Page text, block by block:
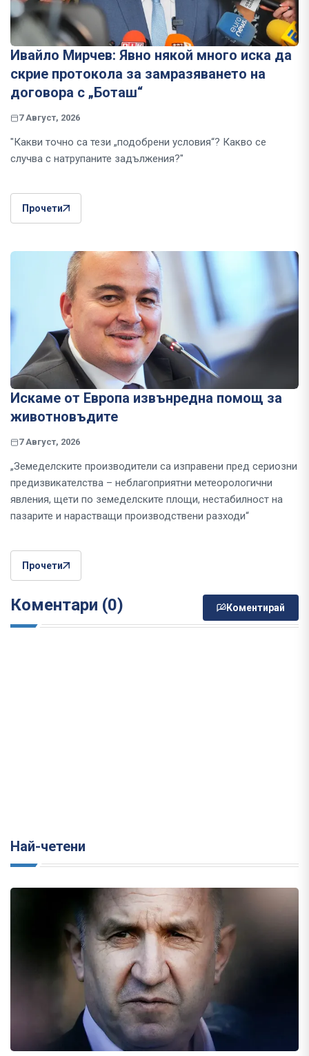
Ивайло Мирчев: Явно някой много иска да
скрие протокола за замразяването на
договора с „Боташ“
7 Август, 2026
"Какви точно са тези „подобрени условия“? Какво се
случва с натрупаните задължения?"
Прочети
Искаме от Европа извънредна помощ за
животновъдите
7 Август, 2026
„Земеделските производители са изправени пред сериозни
предизвикателства – неблагоприятни метеорологични
явления, щети по земеделските площи, нестабилност на
пазарите и нарастващи производствени разходи“
Прочети
Коментари (0) Коментирай
Най-четени